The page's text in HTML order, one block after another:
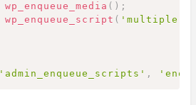
wp_enqueue_media ( ) ;
wp_enqueue_script ( 'multiple-
'admin_enqueue_scripts' ,